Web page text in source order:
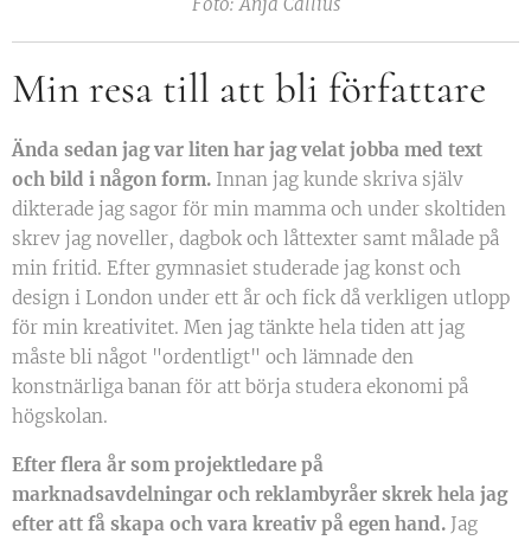
Min resa till att bli författare
Ända sedan jag var liten har jag velat jobba med text
och bild i någon form. Innan jag kunde skriva själv
dikterade jag sagor för min mamma och under skoltiden
skrev jag noveller, dagbok och låttexter samt målade på
min fritid. Efter gymnasiet studerade jag konst och
design i London under ett år och fick då verkligen utlopp
för min kreativitet. Men jag tänkte hela tiden att jag
måste bli något "ordentligt" och lämnade den
konstnärliga banan för att börja studera ekonomi på
högskolan.
Efter flera år som projektledare på
marknadsavdelningar och reklambyråer skrek hela jag
efter att få skapa och vara kreativ på egen hand. Jag